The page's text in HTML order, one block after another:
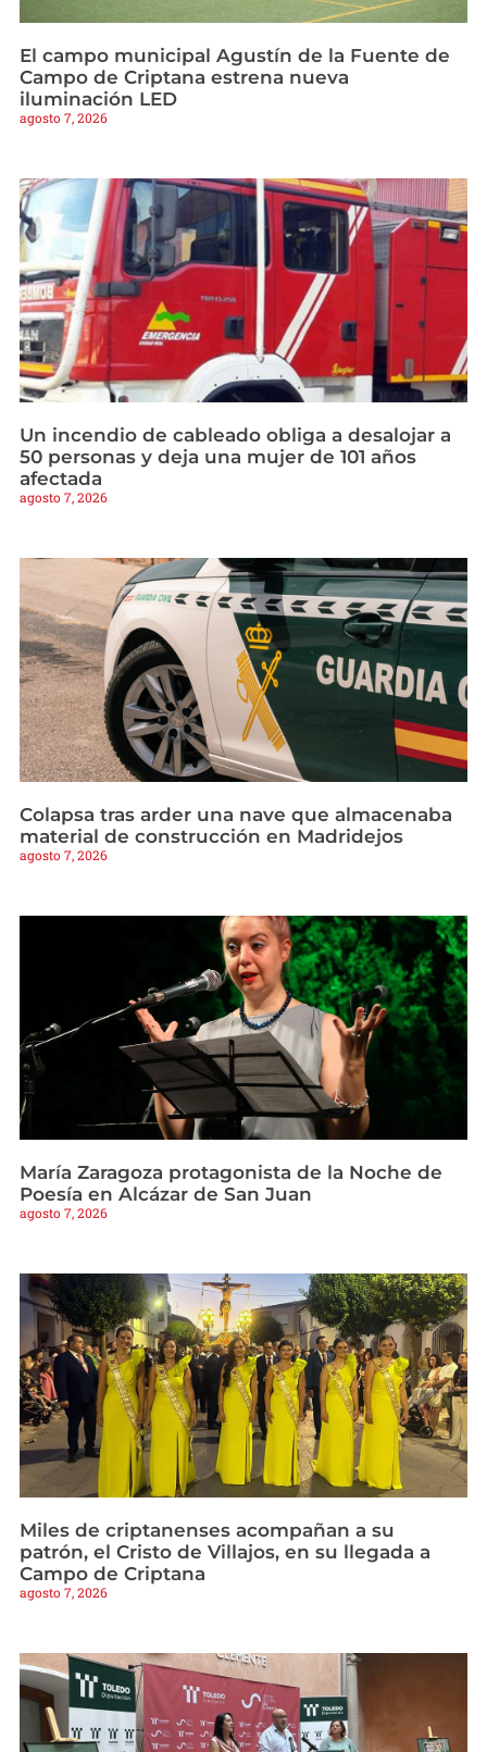
El campo municipal Agustín de la Fuente de
Campo de Criptana estrena nueva
iluminación LED
agosto 7, 2026
Un incendio de cableado obliga a desalojar a
50 personas y deja una mujer de 101 años
afectada
agosto 7, 2026
Colapsa tras arder una nave que almacenaba
material de construcción en Madridejos
agosto 7, 2026
María Zaragoza protagonista de la Noche de
Poesía en Alcázar de San Juan
agosto 7, 2026
Miles de criptanenses acompañan a su
patrón, el Cristo de Villajos, en su llegada a
Campo de Criptana
agosto 7, 2026